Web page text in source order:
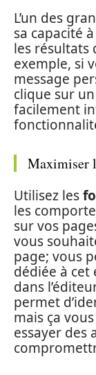
L’un des
sa capacité
les résultats
exemple, si
message
clique sur
facilement
Maximiser
Utilisez les
les
sur vos
vous
page; vous
dédiée à
dans
permet
mais ça
essayer des